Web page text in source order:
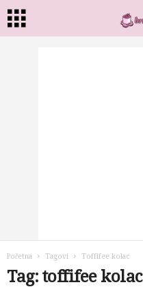
Početna Tagovi Toffifee kolac
Tag: toffifee kolac